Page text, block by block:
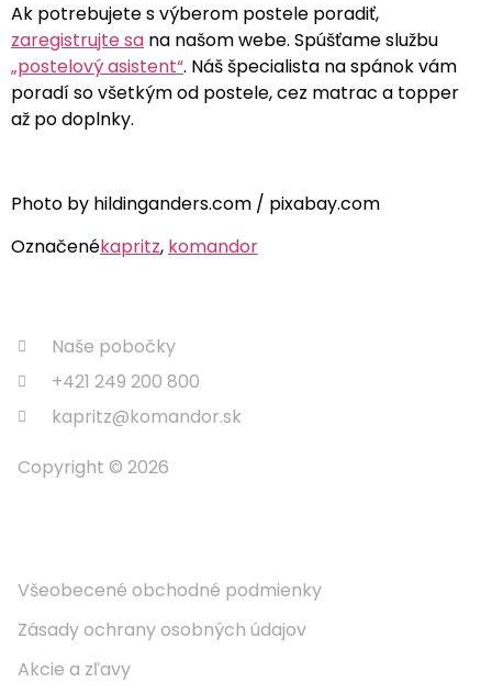
Ak potrebujete s výberom postele poradiť,
zaregistrujte sa na našom webe. Spúšťame službu
„postelový asistent“. Náš špecialista na spánok vám
poradí so všetkým od postele, cez matrac a topper
až po doplnky.
Photo by hildinganders.com / pixabay.com
Označenékapritz, komandor
Naše pobočky
+421 249 200 800
kapritz@komandor.sk
Copyright © 2026
Všeobecené obchodné podmienky
Zásady ochrany osobných údajov
Akcie a zľavy